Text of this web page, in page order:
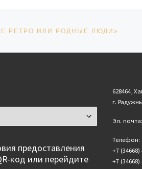
РЕТРО ИЛИ РОДНЫЕ ЛЮДИ»
предоставления
код или перейдите
628464,
г.
Эл. почта:
Телефон:
+7 (34668)
+7 (34668)